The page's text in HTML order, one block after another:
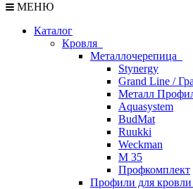
МЕНЮ
Каталог
Кровля
Металлочерепица
Stynergy
Grand Line /
Металл
Aquasystem
BudMat
Ruukki
Weckman
М 35
Профкомплект
Профили для кровли